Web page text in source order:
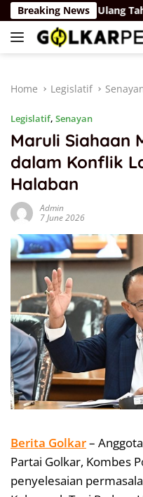
Skip
to
content
Breaking NewsUlang Tahun
Home Legislatif
Legislatif, Senayan
Maruli Siahaan
dalam Konflik
Halaban
Admin
7 June 2026
Berita Golkar–
Partai Golkar, Kombes
penyelesaian